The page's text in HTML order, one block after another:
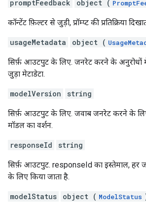
promptFeedback object (
कॉन्टेंट फ़िल्टर से जुड़ी, प्रॉम्प्ट की प्रतिक्रिया
usageMetadata object (
सिर्फ़ आउटपुट के लिए. जनरेट करने के अनुरोधों
जुड़ा मेटाडेटा.
modelVersion string
सिर्फ़ आउटपुट के लिए. जवाब जनरेट करने के
मॉडल का वर्शन.
responseId string
सिर्फ़ आउटपुट. responseId का इस्तेमाल, हर
के लिए किया जाता है.
modelStatus object ( ModelStatus